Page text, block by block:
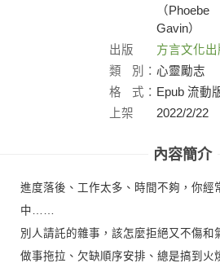
（Phoebe
Gavin）
出版
社：
方言文化出
類
別： 心靈勵志
格
式： Epub 流動
上架
2022/2/22
內容簡介
進度落後、工作太多、時間不夠，你經
中……
別人請託的雜事，該怎麼拒絕又不傷和
做事拖拉、欠缺順序安排、總是搞到火